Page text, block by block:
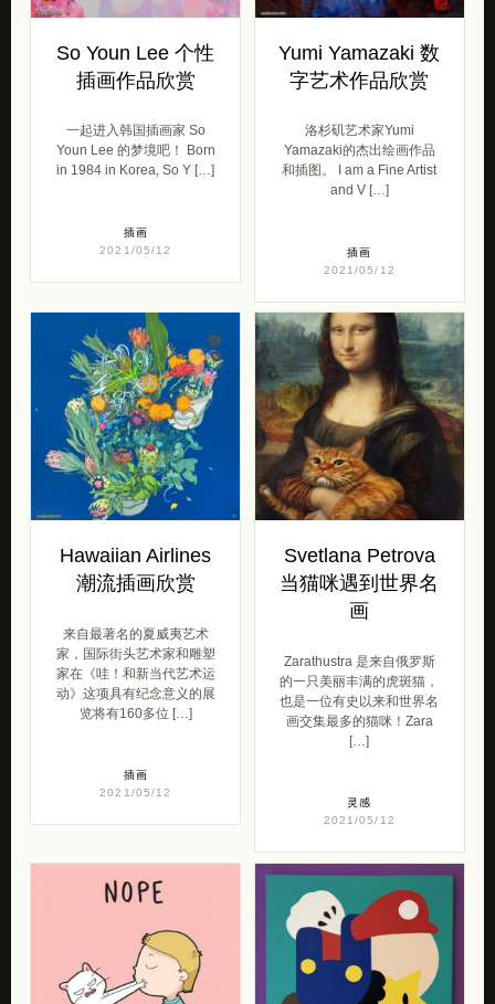
So Youn Lee 个性
插画作品欣赏
一起进入韩国插画家 So
Youn Lee 的梦境吧！ Born
in 1984 in Korea, So Y […]
插画
2021/05/12
Yumi Yamazaki 数
字艺术作品欣赏
洛杉矶艺术家Yumi
Yamazaki的杰出绘画作品
和插图。 I am a Fine Artist
and V […]
插画
2021/05/12
Hawaiian Airlines
潮流插画欣赏
来自最著名的夏威夷艺术
家，国际街头艺术家和雕塑
家在《哇！和新当代艺术运
动》这项具有纪念意义的展
览将有160多位 […]
插画
2021/05/12
Svetlana Petrova
当猫咪遇到世界名
画
Zarathustra 是来自俄罗斯
的一只美丽丰满的虎斑猫，
也是一位有史以来和世界名
画交集最多的猫咪！Zara
[…]
灵感
2021/05/12